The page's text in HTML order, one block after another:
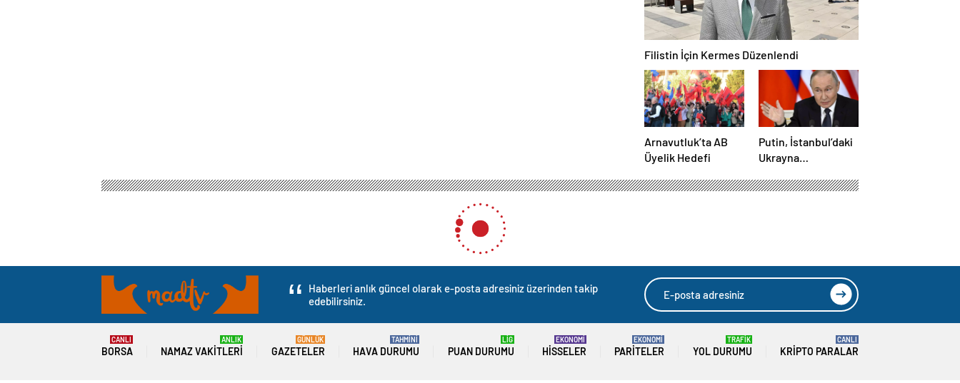
Filistin İçin Kermes Düzenlendi
Arnavutluk’ta AB
Üyelik Hedefi
Putin, İstanbul’daki
Ukrayna
katılmayacak
Haberleri anlık güncel olarak e-posta adresiniz üzerinden takip
edebilirsiniz.
BORSA
CANLI
NAMAZ VAKITLERI
ANLIK
GAZETELER
GÜNLÜK
HAVA DURUMU
TAHMİNİ
PUAN DURUMU
LİG
HISSELER
EKONOMİ
PARITELER
EKONOMİ
YOL DURUMU
TRAFİK
KRIPTO PARALAR
CANLI